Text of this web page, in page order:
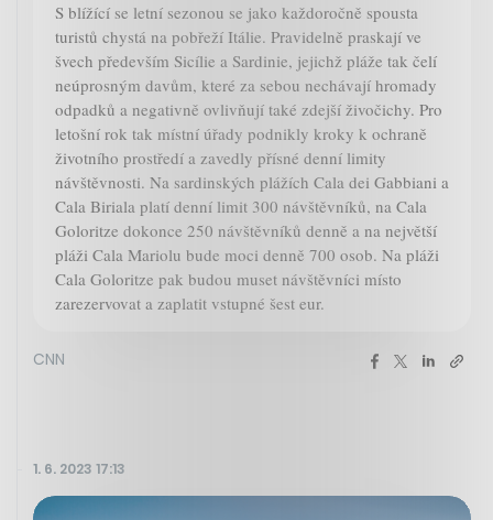
S blížící se letní sezonou se jako každoročně spousta
turistů chystá na pobřeží Itálie. Pravidelně praskají ve
švech především Sicílie a Sardinie, jejichž pláže tak čelí
neúprosným davům, které za sebou nechávají hromady
odpadků a negativně ovlivňují také zdejší živočichy. Pro
letošní rok tak místní úřady podnikly kroky k ochraně
životního prostředí a zavedly přísné denní limity
návštěvnosti. Na sardinských plážích Cala dei Gabbiani a
Cala Biriala platí denní limit 300 návštěvníků, na Cala
Goloritze dokonce 250 návštěvníků denně a na největší
pláži Cala Mariolu bude moci denně 700 osob. Na pláži
Cala Goloritze pak budou muset návštěvníci místo
zarezervovat a zaplatit vstupné šest eur.
CNN
1. 6. 2023 17:13